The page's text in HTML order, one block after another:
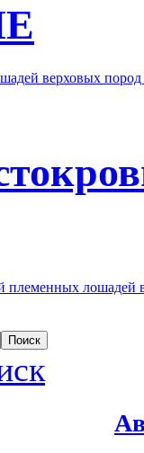
верховых
лошадей